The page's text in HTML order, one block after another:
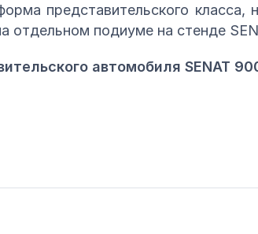
представительского
отдельном подиуме на стенде
автомобиля SENAT